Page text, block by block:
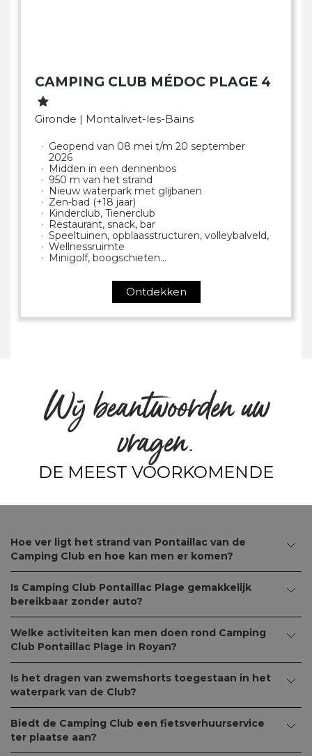
CAMPING CLUB MÉDOC PLAGE 4
Gironde | Montalivet-les-Bains
Geopend van 08 mei t/m 20 september
2026
Midden in een dennenbos
950 m van het strand
Nieuw waterpark met glijbanen
Zen-bad (+18 jaar)
Kinderclub, Tienerclub
Restaurant, snack, bar
Speeltuinen, opblaasstructuren, volleybalveld,
Wellnessruimte
Minigolf, boogschieten…
Ontdekken
Wij beantwoorden uw
vragen.
DE MEEST VOORKOMENDE
Hoe ver ligt het strand van Pontaillac van de
Camping Club en hoe kan men er komen?
Is Camping Club Pontaillac Plage gemakkelijk
bereikbaar zonder auto?
Welke activiteiten kan men doen rond Camping
Club Pontaillac Plage in Royan?
Is het dragen van zwemshorts toegestaan in het
waterpark van de Club?
Biedt de Camping Club een fietsverhuurservice
ter plaatse aan?